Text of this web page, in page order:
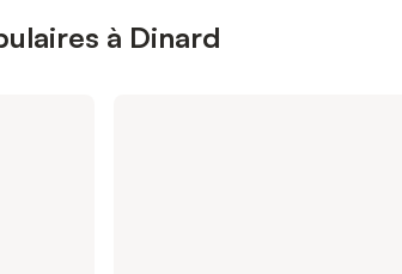
à Dinard